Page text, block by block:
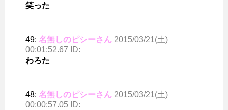
笑った
49: 名無しのピシーさん 2015/03/21(土)
00:01:52.67 ID:
わろた
48: 名無しのピシーさん 2015/03/21(土)
00:00:57.05 ID: